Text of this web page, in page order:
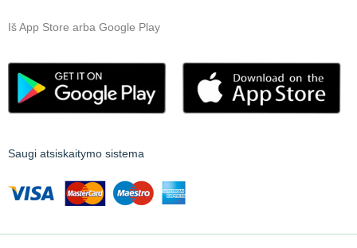
Iš App Store arba Google Play
Saugi atsiskaitymo sistema